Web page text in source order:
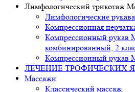
Лимфологический трикотаж
Лимфологические
Компрессионная
Компрессионный рукав
комбинированный, 2
Компрессионный рукав
ЛЕЧЕНИЕ ТРОФИЧЕСКИХ
Массажи
Классический массаж